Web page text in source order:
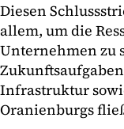
Diesen
allem, um die
Unternehmen zu
Infrastruktur
Oranienburgs